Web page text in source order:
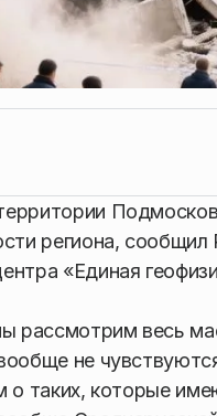
региона,
«Единая
рассмотрим весь
не
о таких, которые